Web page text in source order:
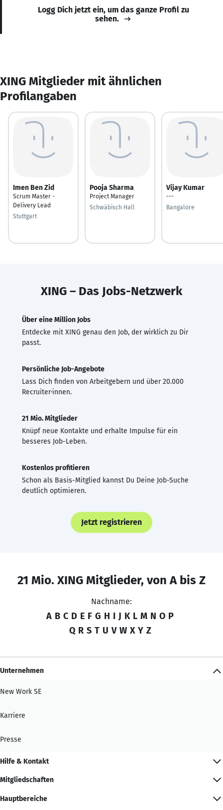
Logg Dich jetzt ein, um das ganze Profil zu
sehen.
XING Mitglieder mit ähnlichen
Profilangaben
Imen Ben Zid
Scrum Master -
Delivery Lead
Stuttgart
Pooja Sharma
Project Manager
Schwäbisch Hall
Vijay Kumar
---
Bangalore
XING – Das Jobs-Netzwerk
Über eine Million Jobs
Entdecke mit XING genau den Job, der wirklich zu Dir
passt.
Persönliche Job-Angebote
Lass Dich finden von Arbeitgebern und über 20.000
Recruiter·innen.
21 Mio. Mitglieder
Knüpf neue Kontakte und erhalte Impulse für ein
besseres Job-Leben.
Kostenlos profitieren
Schon als Basis-Mitglied kannst Du Deine Job-Suche
deutlich optimieren.
Jetzt registrieren
21 Mio. XING Mitglieder, von A bis Z
Nachname:
A B C D E F G H I J K L M N O P
Q R S T U V W X Y Z
Unternehmen
New Work SE
Karriere
Presse
Hilfe & Kontakt
Mitgliedschaften
Hauptbereiche